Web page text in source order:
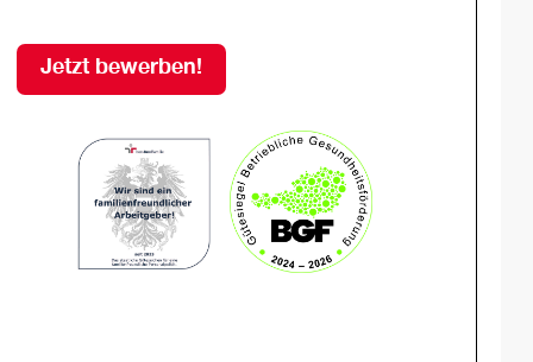
Jetzt bewerben!